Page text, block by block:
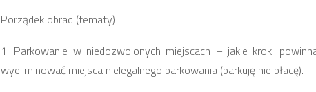
Porządek obrad (tematy)
1. Parkowanie w niedozwolonych miejscach – jakie kroki
wyeliminować miejsca nielegalnego parkowania (parkuję nie płacę).